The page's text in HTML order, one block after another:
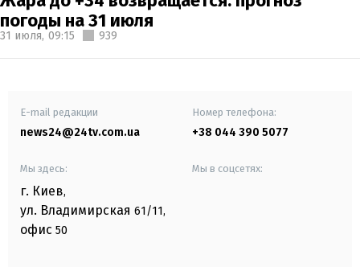
погоды на 31 июля
31 июля, 09:15 939
E-mail редакции
news24@24tv.com.ua
Номер телефона:
+38 044 390 5077
Мы здесь:
г. Киев,
ул. Владимирская 61/11,
офис 50
Мы в соцсетях: